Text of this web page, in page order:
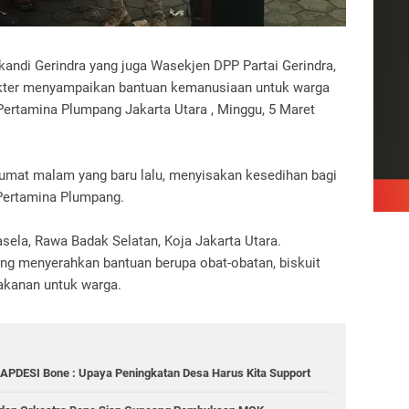
Gerindra yang juga Wasekjen DPP Partai Gerindra,
menyampaikan bantuan kemanusiaan untuk warga
Plumpang Jakarta Utara , Minggu, 5 Maret
malam yang baru lalu, menyisakan kesedihan bagi
Plumpang.
Rawa Badak Selatan, Koja Jakarta Utara.
menyerahkan bantuan berupa obat-obatan, biskuit
untuk warga.
Bone : Upaya Peningkatan Desa Harus Kita Support